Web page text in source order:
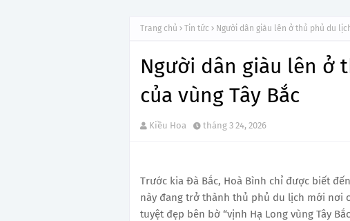
Trang chủ Tin tức Người dân giàu lên ở thủ phủ du
Người dân giàu lên ở
của vùng Tây Bắc
Kiều Hoa tháng 3 24, 2026
Trước kia Đà Bắc, Hoà Bình chỉ được biết
này đang trở thành thủ phủ du lịch mới nơi
tuyệt đẹp bên bờ “vịnh Hạ Long vùng Tây